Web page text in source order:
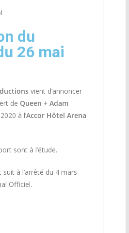
du
26 mai
vient d’annoncer
de Queen + Adam
à l’Accor Hôtel Arena
sont à l’étude.
à l’arrêté du 4 mars
Officiel.